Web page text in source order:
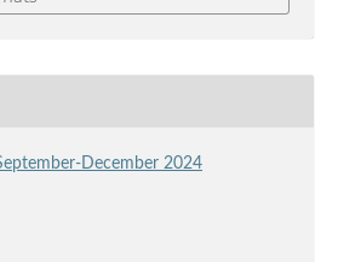
December 2024